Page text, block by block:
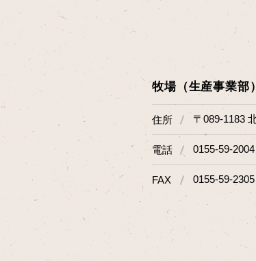
牧場（生産事業部）
住所 〒089-1183
電話 0155-59-2004
FAX 0155-59-2305